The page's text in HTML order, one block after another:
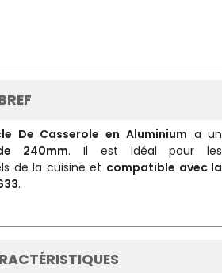
De Casserole en Aluminium a un
240mm. Il est idéal pour les
de la cuisine et compatible avec la
.